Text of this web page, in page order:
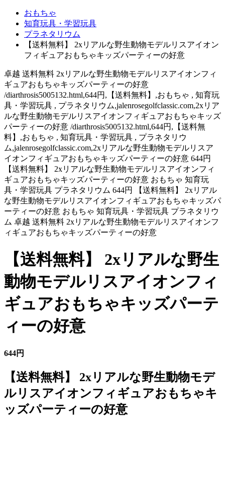
おもちゃ
知育玩具・学習玩具
プラネタリウム
【送料無料】 2xリアルな野生動物モデルリスアイオン
フィギュアおもちゃキッズパーティーの好意
卓越 送料無料 2xリアルな野生動物モデルリスアイオンフィ
ギュアおもちゃキッズパーティーの好意
/diarthrosis5005132.html,644円,【送料無料】,おもちゃ , 知育玩
具・学習玩具 , プラネタリウム,jalenrosegolfclassic.com,2xリア
ルな野生動物モデルリスアイオンフィギュアおもちゃキッズ
パーティーの好意 /diarthrosis5005132.html,644円,【送料無
料】,おもちゃ , 知育玩具・学習玩具 , プラネタリウ
ム,jalenrosegolfclassic.com,2xリアルな野生動物モデルリスア
イオンフィギュアおもちゃキッズパーティーの好意 644円
【送料無料】 2xリアルな野生動物モデルリスアイオンフィ
ギュアおもちゃキッズパーティーの好意 おもちゃ 知育玩
具・学習玩具 プラネタリウム 644円 【送料無料】 2xリアル
な野生動物モデルリスアイオンフィギュアおもちゃキッズパ
ーティーの好意 おもちゃ 知育玩具・学習玩具 プラネタリウ
ム 卓越 送料無料 2xリアルな野生動物モデルリスアイオンフ
ィギュアおもちゃキッズパーティーの好意
【送料無料】 2xリアルな野生
動物モデルリスアイオンフィ
ギュアおもちゃキッズパーテ
ィーの好意
644円
【送料無料】 2xリアルな野生動物モデ
ルリスアイオンフィギュアおもちゃキ
ッズパーティーの好意